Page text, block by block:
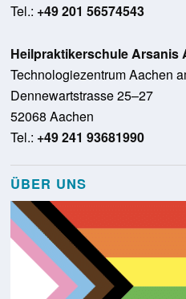
Tel.: +49 201 56574543
Heilpraktikerschule Arsanis
Technologiezentrum Aachen
Dennewartstrasse 25–27
52068 Aachen
Tel.: +49 241 93681990
ÜBER UNS
Team
Stellenangebote
Presse
Schulungsraumvermietung
Glossar